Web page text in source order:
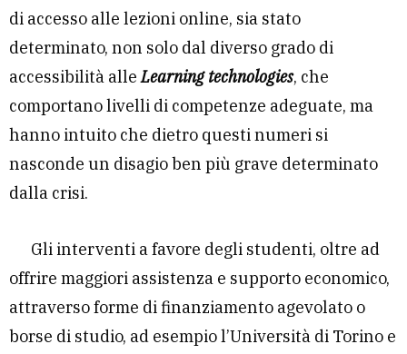
di accesso alle lezioni online, sia stato
determinato, non solo dal diverso grado di
accessibilità alleLearning technologies, che
comportano livelli di competenze adeguate, ma
hanno intuito che dietro questi numeri si
nasconde un disagio ben più grave determinato
dalla crisi.
Gli interventi a favore degli studenti, oltre ad
offrire maggiori assistenza e supporto economico,
attraverso forme di finanziamento agevolato o
borse di studio, ad esempio l’Università di Torino e